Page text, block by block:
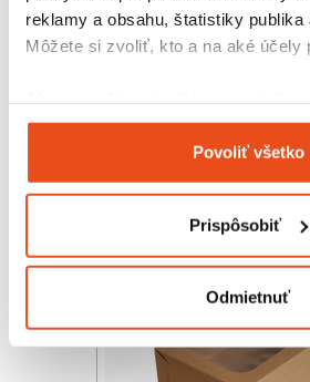
reklamy a obsahu, štatistiky publika
Môžete si zvoliť, kto a na aké účely
Zhromažďovať informácie o
polohe s presnosťou na
Identifikovať vaše
Viac informácií o tom, ako sa
údaje, nájdete v časti svašimi
o používaní súborov cookie.
Povoliť všetko
Prispôsobiť
Odmietnuť
Eko produkt
Cukrárska prepravka
19,99 € s DPH
16,25 € bez DPH
25 ks v balení